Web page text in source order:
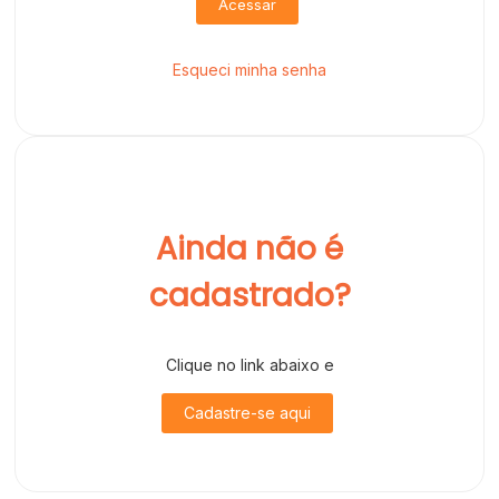
Acessar
Esqueci minha senha
Ainda não é
cadastrado?
Clique no link abaixo e
Cadastre-se aqui